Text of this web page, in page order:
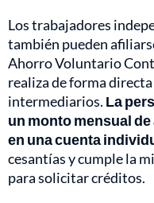
Los trabajadores
también pueden
Ahorro Voluntario
realiza de forma
intermediarios. La
un monto mensual
en una cuenta
cesantías y cumple la
para solicitar créditos.